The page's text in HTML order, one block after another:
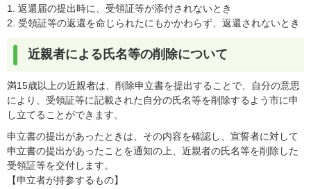
1. 返還届の提出時に、受領証等が添付されないとき
2. 受領証等の返還を命じられたにもかかわらず、返還されないとき
近親者による氏名等の削除について
満15歳以上の近親者は、削除申立書を提出することで、自分の意思
により、受領証等に記載された自分の氏名等を削除するよう市に申
し立てることができます。
申立書の提出があったときは、その内容を確認し、宣誓者に対して
申立書の提出があったことを通知の上、近親者の氏名等を削除した
受領証等を交付します。
【申立者が持参するもの】